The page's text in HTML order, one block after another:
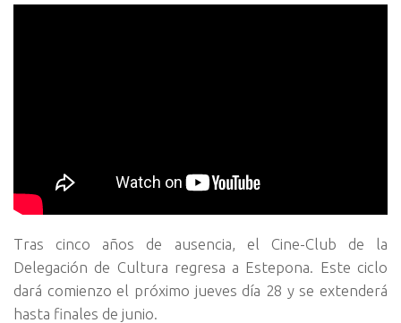
Tras cinco años de ausencia, el Cine-Club de la
Delegación de Cultura regresa a Estepona. Este ciclo
dará comienzo el próximo jueves día 28 y se extenderá
hasta finales de junio.